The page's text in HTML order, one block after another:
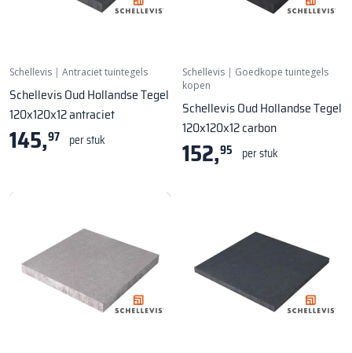
Schellevis | Antraciet tuintegels
Schellevis Oud Hollandse Tegel
120x120x12 antraciet
145,97 per stuk
Schellevis| Goedkope tuintegels
kopen
Schellevis Oud Hollandse Tegel
120x120x12 carbon
152,95 per stuk